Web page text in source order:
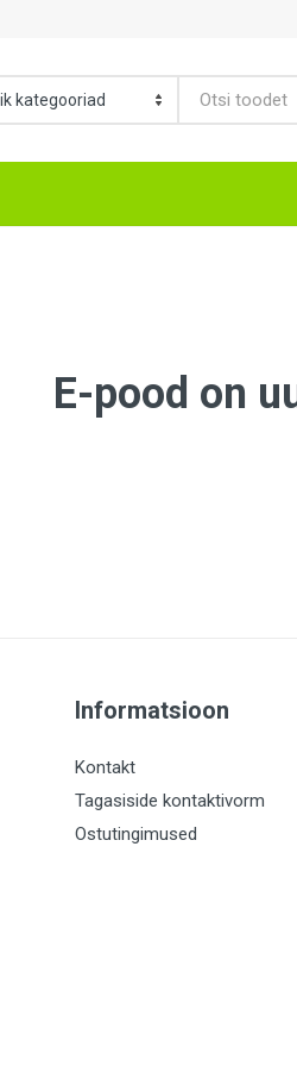
E-pood on
Informatsioon
Kontakt
Tagasiside kontaktivorm
Ostutingimused